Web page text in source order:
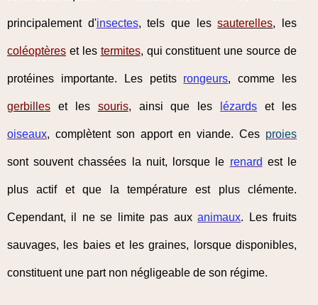
principalement d'insectes, tels que lessauterelles, les
coléoptères et les termites, qui constituent une source de
protéines importante. Les petits rongeurs, comme les
gerbilles et les souris, ainsi que les lézards et les
oiseaux, complètent son apport en viande. Ces proies
sont souvent chassées la nuit, lorsque le renard est le
plus actif et que la température est plus clémente.
Cependant, il ne se limite pas auxanimaux. Les fruits
sauvages, les baies et les graines, lorsque disponibles,
constituent une part non négligeable de son régime.